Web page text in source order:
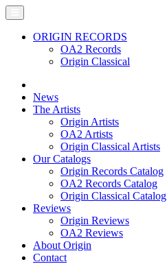
ORIGIN RECORDS
OA2 Records
Origin Classical
News
The Artists
Origin Artists
OA2 Artists
Origin Classical Artists
Our Catalogs
Origin Records Catalog
OA2 Records Catalog
Origin Classical Catalog
Reviews
Origin Reviews
OA2 Reviews
About Origin
Contact